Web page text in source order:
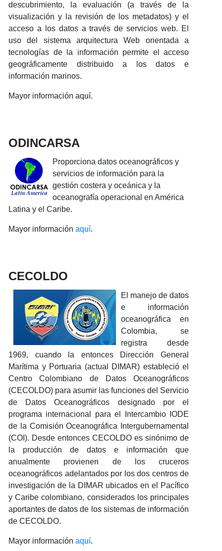
descubrimiento, la evaluación (a través de la
visualización y la revisión de los metadatos) y el
acceso a los datos a través de servicios web. El
uso del sistema arquitectura Web orientada a
tecnologías de la información permite el acceso
geográficamente distribuido a los datos e
información marinos.
Mayor información aquí.
ODINCARSA
Proporciona datos oceanográficos y
servicios de información para la
gestión costera y oceánica y la
oceanografía operacional en América
Latina y el Caribe.
Mayor información aquí.
CECOLDO
El manejo de datos
e información
oceanográfica en
Colombia, se
registra desde
1969, cuando la entonces Dirección General
Marítima y Portuaria (actual DIMAR) estableció el
Centro Colombiano de Datos Oceanográficos
(CECOLDO) para asumir las funciones del Servicio
de Datos Oceanográficos designado por el
programa internacional para el Intercambio IODE
de la Comisión Oceanográfica Intergubernamental
(COI). Desde entonces CECOLDO es sinónimo de
la producción de datos e información que
anualmente provienen de los cruceros
oceanográficos adelantados por los dos centros de
investigación de la DIMAR ubicados en el Pacífico
y Caribe colombiano, considerados los principales
aportantes de datos de los sistemas de información
de CECOLDO.
Mayor información aquí.